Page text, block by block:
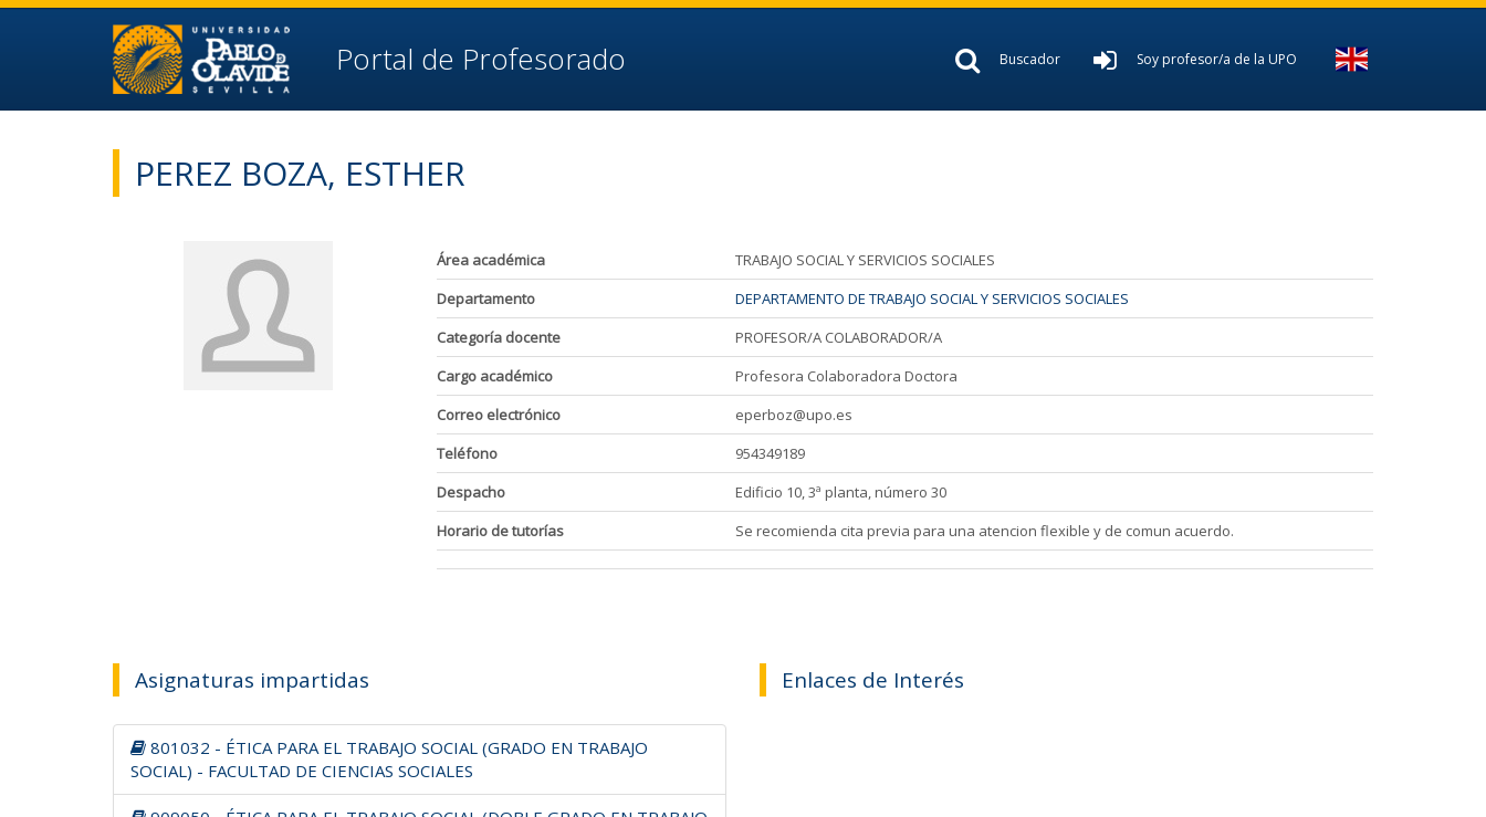
Ir al contenido principal de la página (alt + s)
Ir a la cabecera de la página (alt + c)
Ir al pie de la página (alt + p)
Ir al menú principal (alt + u)
Portal de Profesorado Buscador Soy profesor/a de la UPO
PEREZ BOZA, ESTHER
Área académica
TRABAJO SOCIAL Y SERVICIOS SOCIALES
Departamento
DEPARTAMENTO DE TRABAJO SOCIAL Y SERVICIOS SOCIALES
Categoría docente
PROFESOR/A COLABORADOR/A
Cargo académico
Profesora Colaboradora Doctora
Correo electrónico
eperboz@upo.es
Teléfono
954349189
Despacho
Edificio 10, 3ª planta, número 30
Horario de tutorías
Se recomienda cita previa para una atencion flexible y de comun acuerdo.
Asignaturas impartidas
801032 - ÉTICA PARA EL TRABAJO SOCIAL (GRADO EN TRABAJO
SOCIAL) - FACULTAD DE CIENCIAS SOCIALES
Enlaces de Interés